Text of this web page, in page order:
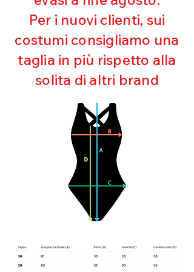
Ultra cloro resistente
Mantenimento della forma
Perfetta vestibilità
Asciugatura rapida
Bielastico
Per i nuovi clienti, sui
costumi consigliamo una
taglia in più rispetto alla
solita di altri brand